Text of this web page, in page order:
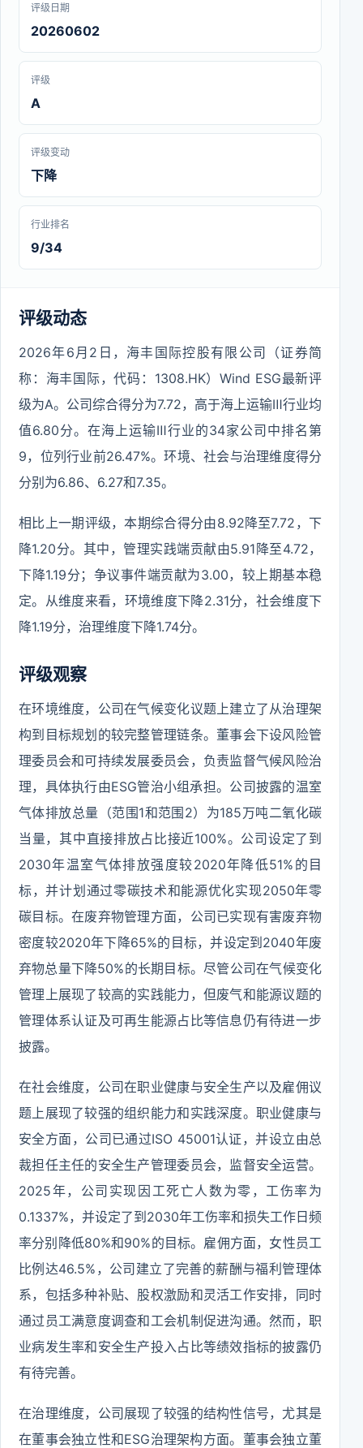
评级日期
20260602
评级
A
评级变动
下降
行业排名
9/34
评级动态
2026年6月2日，海丰国际控股有限公司（证券简
称：海丰国际，代码：1308.HK）Wind ESG最新评
级为A。公司综合得分为7.72，高于海上运输Ⅲ行业均
值6.80分。在海上运输Ⅲ行业的34家公司中排名第
9，位列行业前26.47%。环境、社会与治理维度得分
分别为6.86、6.27和7.35。
相比上一期评级，本期综合得分由8.92降至7.72，下
降1.20分。其中，管理实践端贡献由5.91降至4.72，
下降1.19分；争议事件端贡献为3.00，较上期基本稳
定。从维度来看，环境维度下降2.31分，社会维度下
降1.19分，治理维度下降1.74分。
评级观察
在环境维度，公司在气候变化议题上建立了从治理架
构到目标规划的较完整管理链条。董事会下设风险管
理委员会和可持续发展委员会，负责监督气候风险治
理，具体执行由ESG管治小组承担。公司披露的温室
气体排放总量（范围1和范围2）为185万吨二氧化碳
当量，其中直接排放占比接近100%。公司设定了到
2030年温室气体排放强度较2020年降低51%的目
标，并计划通过零碳技术和能源优化实现2050年零
碳目标。在废弃物管理方面，公司已实现有害废弃物
密度较2020年下降65%的目标，并设定到2040年废
弃物总量下降50%的长期目标。尽管公司在气候变化
管理上展现了较高的实践能力，但废气和能源议题的
管理体系认证及可再生能源占比等信息仍有待进一步
披露。
在社会维度，公司在职业健康与安全生产以及雇佣议
题上展现了较强的组织能力和实践深度。职业健康与
安全方面，公司已通过ISO 45001认证，并设立由总
裁担任主任的安全生产管理委员会，监督安全运营。
2025年，公司实现因工死亡人数为零，工伤率为
0.1337%，并设定了到2030年工伤率和损失工作日频
率分别降低80%和90%的目标。雇佣方面，女性员工
比例达46.5%，公司建立了完善的薪酬与福利管理体
系，包括多种补贴、股权激励和灵活工作安排，同时
通过员工满意度调查和工会机制促进沟通。然而，职
业病发生率和安全生产投入占比等绩效指标的披露仍
有待完善。
在治理维度，公司展现了较强的结构性信号，尤其是
在董事会独立性和ESG治理架构方面。董事会独立董